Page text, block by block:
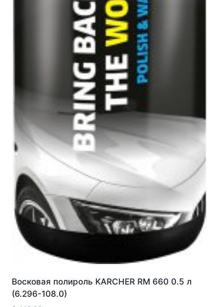
Восковая полироль KARCHER RM 660 0.5 л
(6.296-108.0)